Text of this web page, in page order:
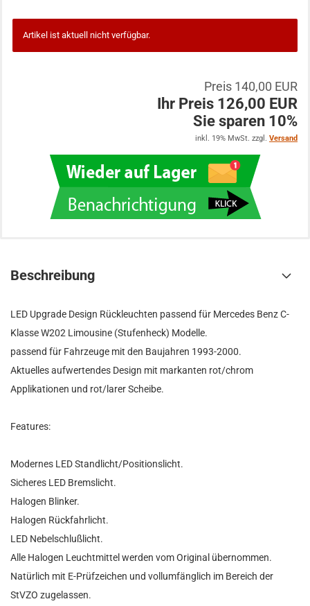
Artikel ist aktuell nicht verfügbar.
Preis 140,00 EUR
Ihr Preis 126,00 EUR
Sie sparen 10%
inkl. 19% MwSt. zzgl. Versand
Beschreibung
LED Upgrade Design Rückleuchten passend für Mercedes Benz C-
Klasse W202 Limousine (Stufenheck) Modelle.
passend für Fahrzeuge mit den Baujahren 1993-2000.
Aktuelles aufwertendes Design mit markanten rot/chrom
Applikationen und rot/larer Scheibe.
Features:
Modernes LED Standlicht/Positionslicht.
Sicheres LED Bremslicht.
Halogen Blinker.
Halogen Rückfahrlicht.
LED Nebelschlußlicht.
Alle Halogen Leuchtmittel werden vom Original übernommen.
Natürlich mit E-Prüfzeichen und vollumfänglich im Bereich der
StVZO zugelassen.